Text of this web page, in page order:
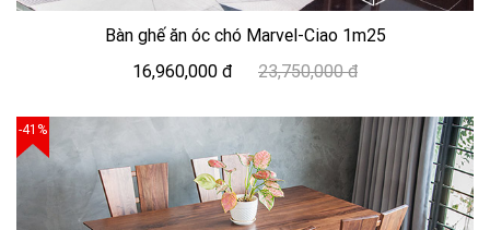
Bàn ghế ăn óc chó Marvel-Ciao 1m25
16,960,000 đ
23,750,000 đ
-41%